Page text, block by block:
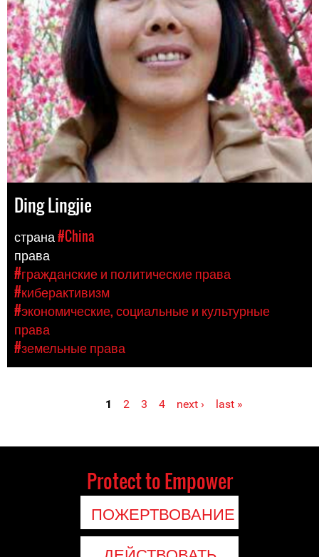
Ding Lingjie
страна#China
права
#гражданские и политические права
#киберактивизм
#экономические, социальные и культурные
права
#земельные права
1 2 3 4 next › last »
Protect to Empower
ПОЖЕРТВОВАНИЕ